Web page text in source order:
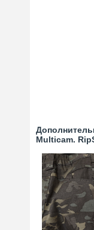
Multicam.